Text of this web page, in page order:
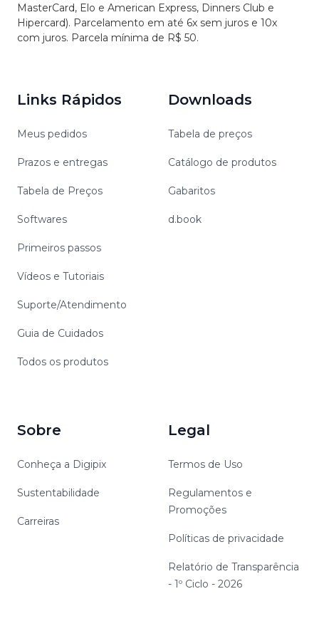
MasterCard, Elo e American Express, Dinners Club e
Hipercard). Parcelamento em até 6x sem juros e 10x
com juros. Parcela mínima de R$ 50.
Links Rápidos
Meus pedidos
Prazos e entregas
Tabela de Preços
Softwares
Primeiros passos
Vídeos e Tutoriais
Suporte/Atendimento
Guia de Cuidados
Todos os produtos
Sobre
Conheça a Digipix
Sustentabilidade
Carreiras
Downloads
Tabela de preços
Catálogo de produtos
Gabaritos
d.book
Legal
Termos de Uso
Regulamentos e
Promoções
Políticas de privacidade
Relatório de Transparência
- 1º Ciclo - 2026